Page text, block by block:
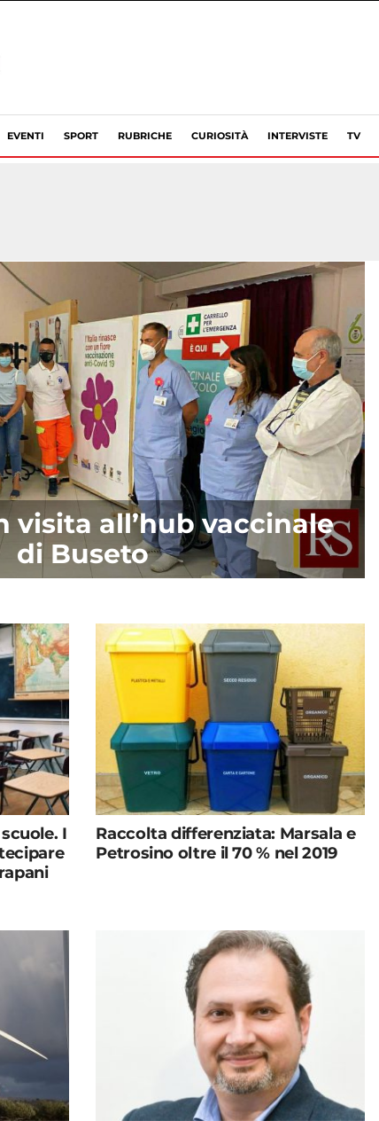
EVENTI SPORT RUBRICHE CURIOSITÀ INTERVISTE TV
visita all’hub vaccinale
di Buseto
I
Raccolta differenziata: Marsala e
Petrosino oltre il 70 % nel 2019